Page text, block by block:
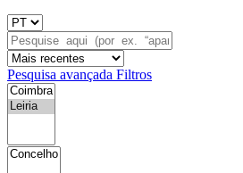
Pesquisa avançada Filtros